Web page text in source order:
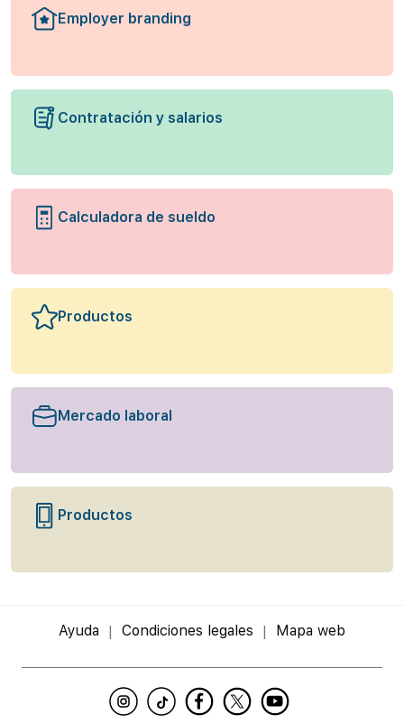
Employer branding
Contratación y salarios
Calculadora de sueldo
Productos
Mercado laboral
Productos
Ayuda Condiciones legales Mapa web